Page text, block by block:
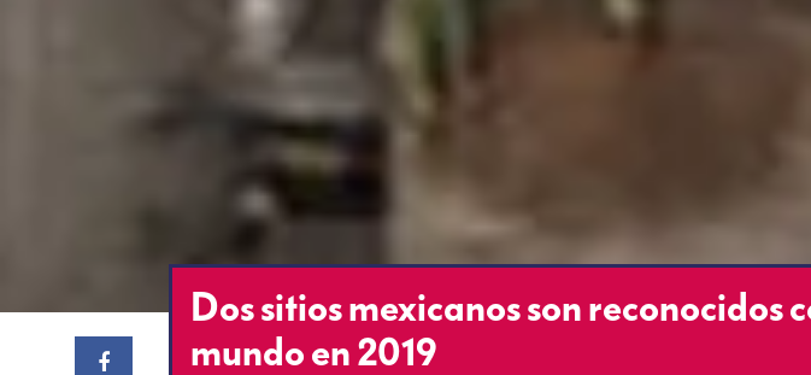
Dos sitios mexicanos son reconocidos
mundo en 2019